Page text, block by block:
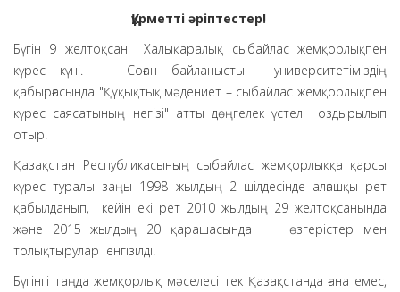
Құрметті әріптестер!
Бүгін 9 желтоқсан Халықаралық сыбайлас жемқорлықпен
күрес күні. Соған байланысты университетіміздің
қабырғасында "Құқықтық мәдениет – сыбайлас жемқорлықпен
күрес саясатының негізі" атты дөңгелек үстел оздырылып
отыр.
Қазақстан Республикасының сыбайлас жемқорлыққа қарсы
күрес туралы заңы 1998 жылдың 2 шiлдесінде алғашқы рет
қабылданып, кейін екі рет 2010 жылдың 29 желтоқсанында
және 2015 жылдың 20 қарашасында өзгерістер мен
толықтырулар енгізілді.
Бүгінгі таңда жемқорлық мәселесі тек Қазақстанда ғана емес,